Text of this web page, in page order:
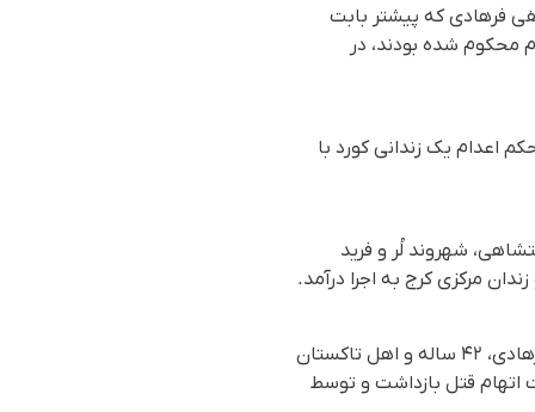
فرهادی کە پیشتر بابت
محکوم شده بودند، در
رسیده به سازمان حقوق بشری هه‌نگاو، سحرگاە روز شنبە ١٥آذر ١٤٠٤(٦دسامبر٢٠٢٥)، حکم اعدام یک زندانی کورد با
شهروند لُر و فرید
مرکزی کرج بە اجرا درآمد.
از سوی دیگر بامداد روز چهارشنبە ١٢ آذر ١٤٠٤(٣دسامبر)، حکم اعدام یک زندانی تات بە نام مصطفی فرهادی، ۴۲ ساله و اهل تاکستان
اتهام قتل بازداشت و توسط